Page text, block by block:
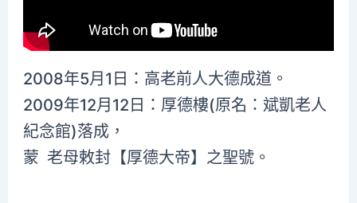
2008年5月1日：高老前人大德成道。
2009年12月12日：厚德樓(原名：斌凱老人
紀念館)落成，
蒙 老母敕封【厚德大帝】之聖號。